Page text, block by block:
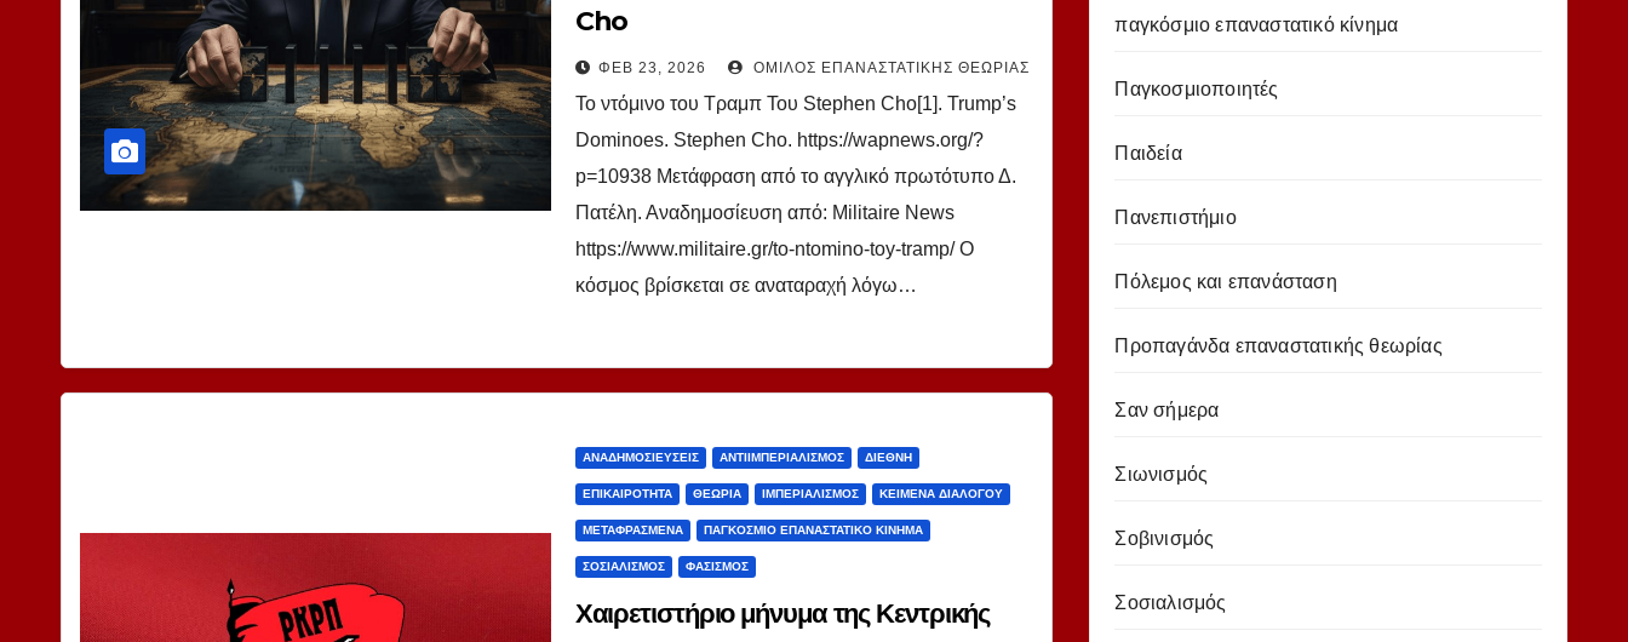
Cho
ΦΕΒ 23, 2026 ΌΜΙΛΟΣ ΕΠΑΝΑΣΤΑΤΙΚΉΣ ΘΕΩΡΊΑΣ
Το ντόμινο του Τραμπ Του Stephen Cho[1]. Trump’s
Dominoes. Stephen Cho. https://wapnews.org/?
p=10938 Μετάφραση από το αγγλικό πρωτότυπο Δ.
Πατέλη. Αναδημοσίευση από: Militaire News
https://www.militaire.gr/to-ntomino-toy-tramp/ Ο
κόσμος βρίσκεται σε αναταραχή λόγω…
ΑΝΑΔΗΜΟΣΙΕΎΣΕΙΣ ΑΝΤΙΙΜΠΕΡΙΑΛΙΣΜΌΣ ΔΙΕΘΝΉ
ΕΠΙΚΑΙΡΌΤΗΤΑ ΘΕΩΡΊΑ ΙΜΠΕΡΙΑΛΙΣΜΌΣ ΚΕΊΜΕΝΑ ΔΙΑΛΌΓΟΥ
ΜΕΤΑΦΡΑΣΜΈΝΑ ΠΑΓΚΌΣΜΙΟ ΕΠΑΝΑΣΤΑΤΙΚΌ ΚΊΝΗΜΑ
ΣΟΣΙΑΛΙΣΜΌΣ ΦΑΣΙΣΜΌΣ
Χαιρετιστήριο μήνυμα της Κεντρικής
παγκόσμιο επαναστατικό κίνημα
Παγκοσμιοποιητές
Παιδεία
Πανεπιστήμιο
Πόλεμος και επανάσταση
Προπαγάνδα επαναστατικής θεωρίας
Σαν σήμερα
Σιωνισμός
Σοβινισμός
Σοσιαλισμός